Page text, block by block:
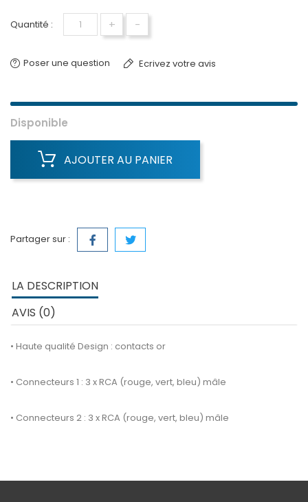
Quantité : + -
Poser une question Ecrivez votre avis
Disponible
AJOUTER AU PANIER
Partager sur :
LA DESCRIPTION
AVIS (0)
• Haute qualité Design : contacts or
• Connecteurs 1 : 3 x RCA (rouge, vert, bleu) mâle
• Connecteurs 2 : 3 x RCA (rouge, vert, bleu) mâle